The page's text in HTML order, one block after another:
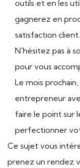
outils et en les
gagnerez en
satisfaction client.
N'hésitez pas à
pour vous
Le mois
entrepreneur
faire le point sur
perfectionner
Ce sujet vous
prenez un rendez